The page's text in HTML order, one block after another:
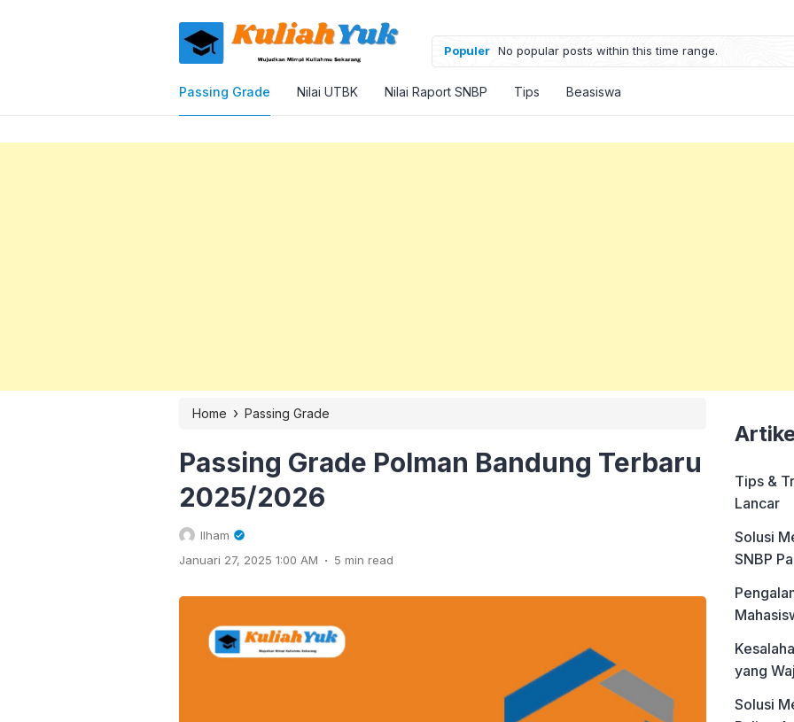
Populer No popular posts within this time range.
Passing Grade Nilai UTBK Nilai Raport SNBP Tips Beasiswa
Home › Passing Grade
Passing Grade Polman Bandung Terbaru
2025/2026
Ilham
Januari 27, 2025 1:00 AM . 5 min read
Tips &
Lancar
Solusi
SNBP
yang
Solusi